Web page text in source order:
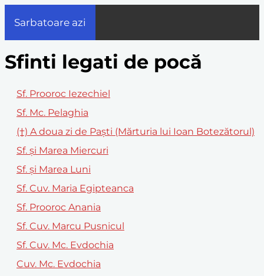
Sarbatoare azi
Sfinti legati de pocă
Sf. Prooroc Iezechiel
Sf. Mc. Pelaghia
(†) A doua zi de Paști (Mărturia lui Ioan Botezătorul)
Sf. și Marea Miercuri
Sf. și Marea Luni
Sf. Cuv. Maria Egipteanca
Sf. Prooroc Anania
Sf. Cuv. Marcu Pusnicul
Sf. Cuv. Mc. Evdochia
Cuv. Mc. Evdochia